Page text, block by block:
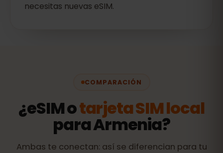
necesitas nuevas eSIM.
COMPARACIÓN
¿eSIM otarjeta SIM local
para Armenia?
Ambas te conectan: así se diferencian para tu